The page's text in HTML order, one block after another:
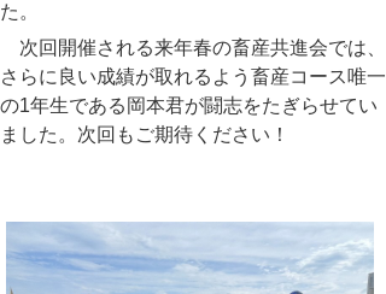
た。
次回開催される来年春の畜産共進会では、
さらに良い成績が取れるよう畜産コース唯一
の1年生である岡本君が闘志をたぎらせてい
ました。次回もご期待ください！